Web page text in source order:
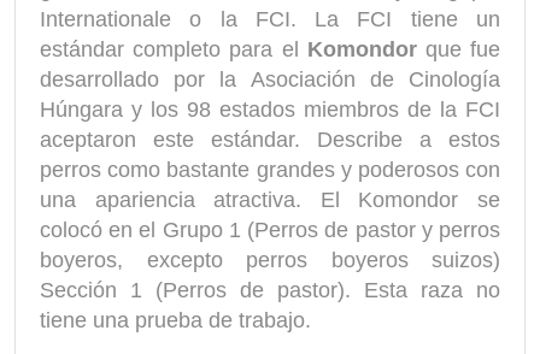
Internationale o la FCI. La FCI tiene un
estándar completo para el Komondorque fue
desarrollado por la Asociación de Cinología
Húngara y los 98 estados miembros de la FCI
aceptaron este estándar. Describe a estos
perros como bastante grandes y poderosos con
una apariencia atractiva. El Komondor se
colocó en el Grupo 1 (Perros de pastor y perros
boyeros, excepto perros boyeros suizos)
Sección 1 (Perros de pastor). Esta raza no
tiene una prueba de trabajo.